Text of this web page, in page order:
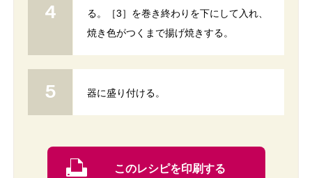
る。［3］を巻き終わりを下にして入れ、
焼き色がつくまで揚げ焼きする。
器に盛り付ける。
このレシピを印刷する